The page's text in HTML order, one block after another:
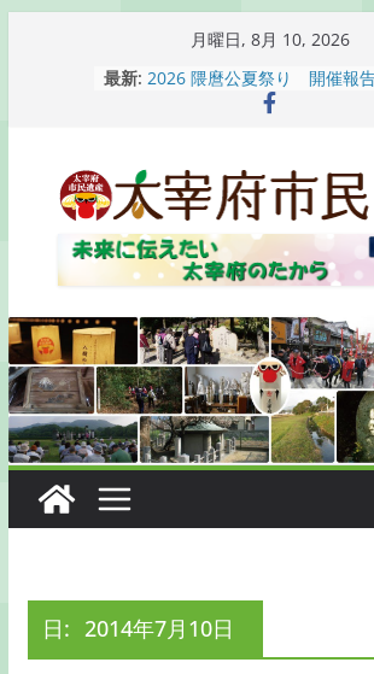
プ
月曜日, 8月 10, 2026
最新: 2026 隈麿公夏祭り 開催報
通古賀歴史勉強会が開催され
梅香苑夏まつり子どもみこし
知らせ
木うそ絵付け体験のお知らせ
日: 2014年7月10日